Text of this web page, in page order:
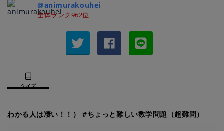
@animurakouhei
全体ランク962位
クイズ
わかる人は凄い！！） #ちょっと難しい数学問題（超難問）